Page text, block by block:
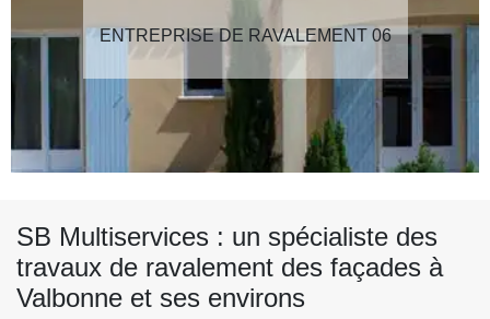
ENTREPRISE DE RAVALEMENT 06
SB Multiservices : un spécialiste des
travaux de ravalement des façades à
Valbonne et ses environs